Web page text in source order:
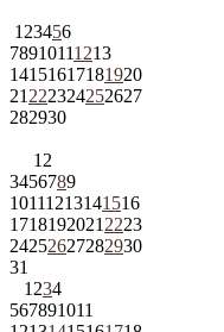
1 23456
78910111213
14151617181920
21 222324252627
282930
1 2
3456789
10111213141516
1718192021 2223
24252627282930
31
1 234
567891011